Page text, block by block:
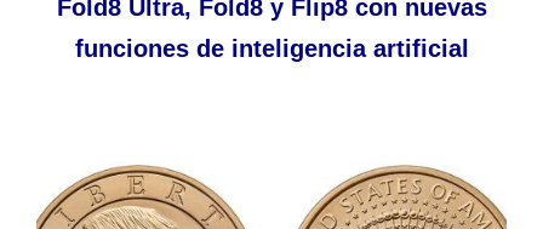
Fold8 Ultra, Fold8 y Flip8 con nuevas
funciones de inteligencia artificial